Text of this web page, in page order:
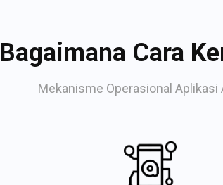
Bagaimana Cara
Mekanisme Operasional Aplikasi